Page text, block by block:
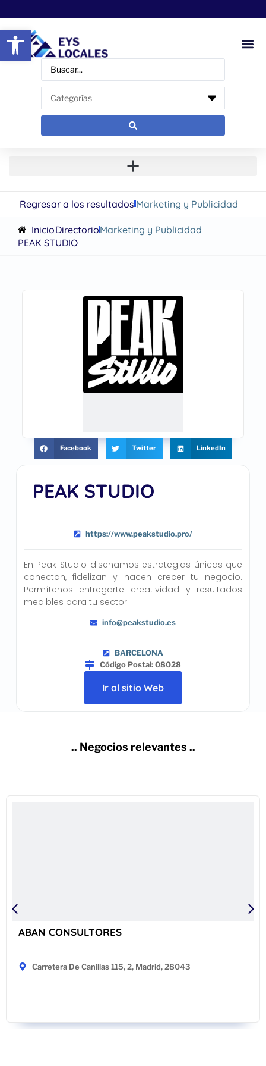
Abrir barra de herramientas
Regresar a los resultadosMarketing y Publicidad
InicioDirectorioMarketing y Publicidad
PEAK STUDIO
PEAK STUDIO
https://www.peakstudio.pro/
En Peak Studio diseñamos estrategias únicas que
conectan, fidelizan y hacen crecer tu negocio.
Permítenos entregarte creatividad y resultados
medibles para tu sector.
info@peakstudio.es
BARCELONA
Código Postal: 08028
Ir al sitio Web
Facebook Twitter LinkedIn
.. Negocios relevantes ..
ABAN CONSULTORES
Carretera De Canillas 115, 2, Madrid, 28043